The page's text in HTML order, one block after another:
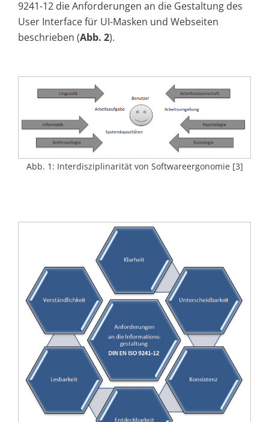
9241-12 die Anforderungen an die Gestaltung des
User Interface für UI-Masken und Webseiten
beschrieben (Abb. 2).
Abb. 1: Interdisziplinarität von Softwareergonomie [3]